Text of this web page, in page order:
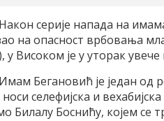
Након серије напада на
на опасност врбовања
у Високом је у уторак
Имам Бегановић је један од
носи селефијска и
Билалу Боснићу, којем се